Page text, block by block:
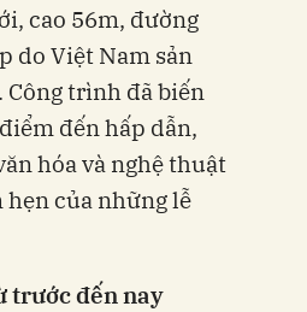
cao 56m, đường
do Việt Nam sản
trình đã biến
đến hấp dẫn,
hóa và nghệ thuật
của những lễ
trước đến nay